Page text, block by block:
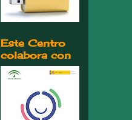
Este Centro
colabora con